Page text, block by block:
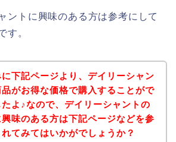
ントに興味のある方は参考にして
す。
に下記ページより、デイリーシャン
品がお得な価格で購入することがで
たよ♪なので、デイリーシャントの
味のある方は下記ページなどを参
てみてはいかがでしょうか？